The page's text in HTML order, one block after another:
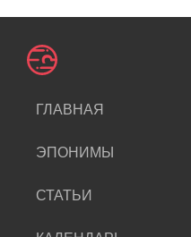
ГЛАВНАЯ
ЭПОНИМЫ
СТАТЬИ